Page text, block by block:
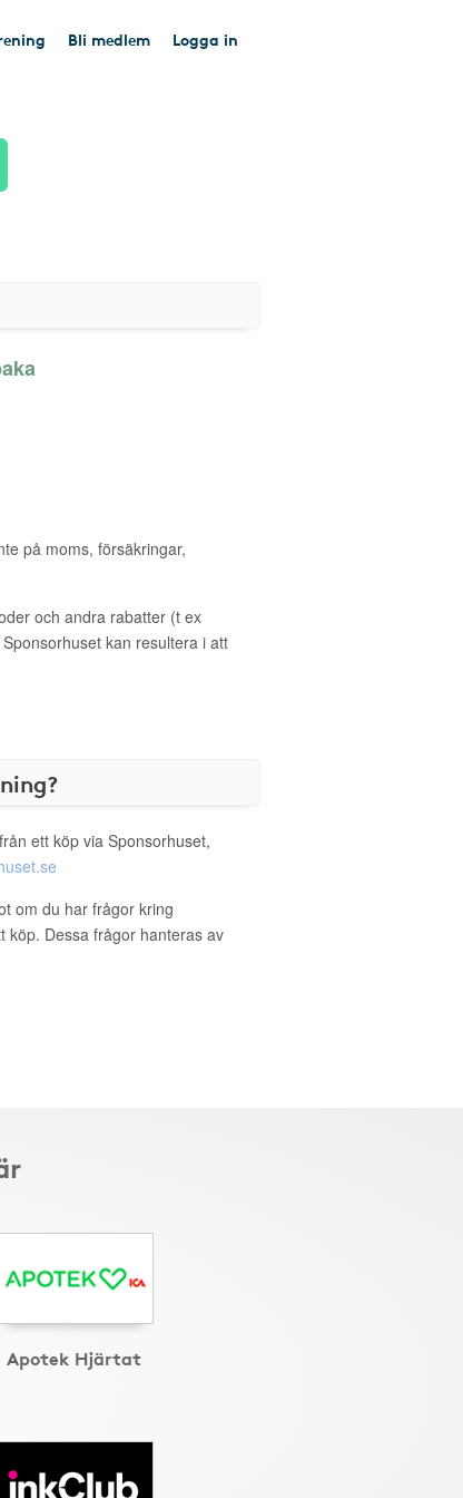
Bli medlem Logga in
på moms, försäkringar,
och andra rabatter (t ex
kan resultera i att
ett köp via Sponsorhuset,
om du har frågor kring
köp. Dessa frågor hanteras av
Apotek Hjärtat